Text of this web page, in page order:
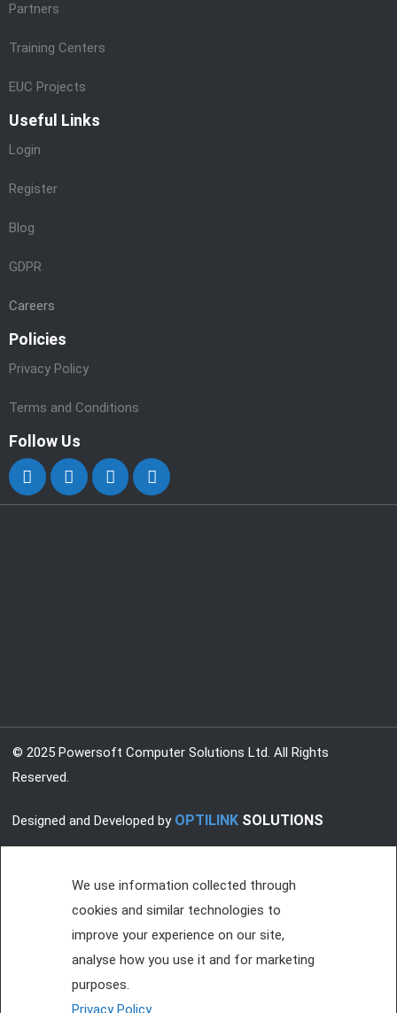
Partners
Training Centers
EUC Projects
Useful Links
Login
Register
Blog
GDPR
Careers
Policies
Privacy Policy
Terms and Conditions
Follow Us
© 2025 Powersoft Computer Solutions Ltd. All Rights
Reserved.
Designed and Developed by OPTILINK SOLUTIONS
We use information collected through
cookies and similar technologies to
improve your experience on our site,
analyse how you use it and for marketing
purposes.
Privacy Policy